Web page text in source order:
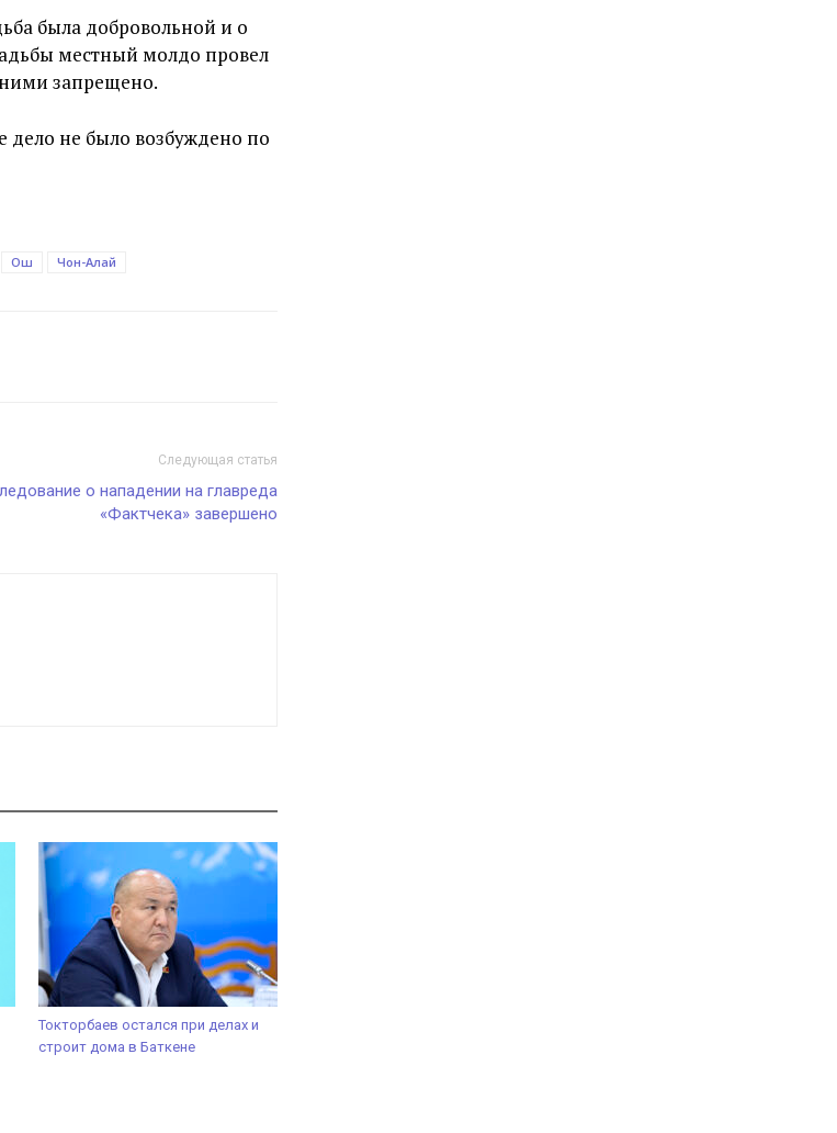
была добровольной и о
местный молдо провел
запрещено.
не было возбуждено по
Ош Чон-Алай
Следующая статья
о нападении на главреда
«Фактчека» завершено
Токторбаев остался при делах и
строит дома в Баткене